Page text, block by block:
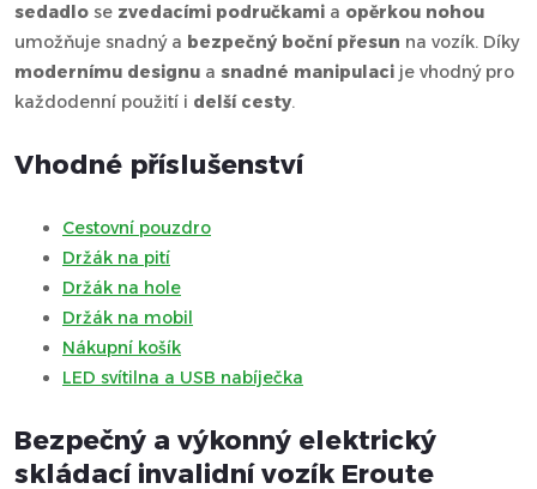
sedadlo se zvedacími područkami a opěrkou nohou
umožňuje snadný a bezpečný boční přesun na vozík. Díky
modernímu designu a snadné manipulaci je vhodný pro
každodenní použití i delší cesty.
Vhodné příslušenství
Cestovní pouzdro
Držák na pití
Držák na hole
Držák na mobil
Nákupní košík
LED svítilna a USB nabíječka
Bezpečný a výkonný elektrický
skládací invalidní vozík Eroute